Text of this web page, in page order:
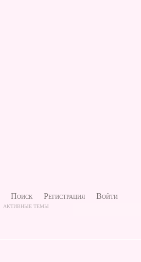
Поиск Регистрация Войти
АКТИВНЫЕ ТЕМЫ